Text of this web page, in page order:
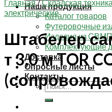
Наша продукция
Каталог товаров
Футеровочные
Изделия из
Комплектующие
Доставка
Опросные листы
Контакты
Искать:
Главная/Складская техника
электрические
Штабелер
т 3,0 м TOR